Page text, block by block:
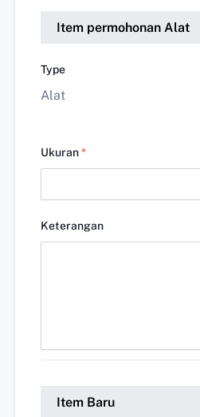
Item permohonan Alat
Type
Alat
Ukuran*
Keterangan
Item Baru